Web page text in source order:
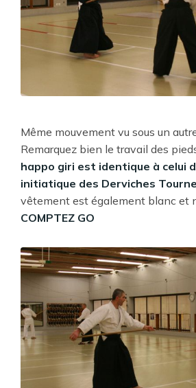
Même mouvement vu sous un
Remarquez bien le travail des
happo giri est identique à celui
initiatique des Derviches
vêtement est également blanc et
COMPTEZ GO